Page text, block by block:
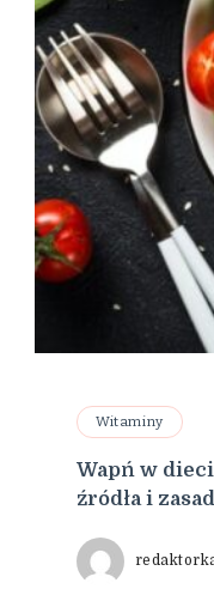
Witaminy
Wapń w
źródła i